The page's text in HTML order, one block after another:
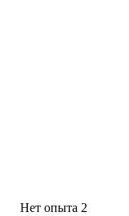
Нет опыта 2